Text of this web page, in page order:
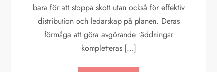
bara för att stoppa skott utan också för effektiv
distribution och ledarskap på planen. Deras
förmåga att göra avgörande räddningar
kompletteras […]